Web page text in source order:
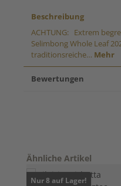
Beschreibung
ACHTUNG: Extrem
Selimbong Whole Leaf
traditionsreiche… Mehr
Bewertungen
Produktgalerie
Ähnliche Artikel
Nur 8 auf Lager!